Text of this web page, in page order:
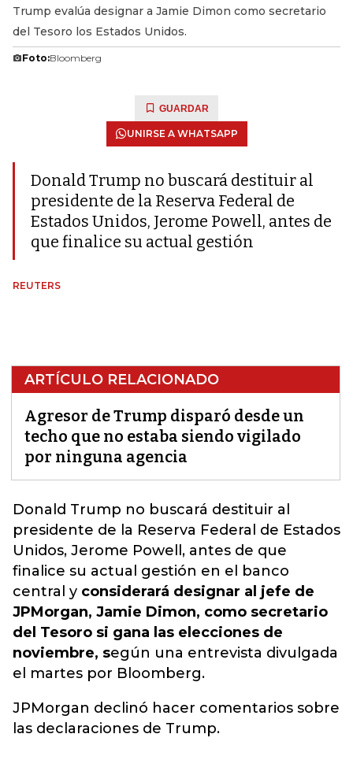
Trump evalúa designar a Jamie Dimon como secretario
del Tesoro los Estados Unidos.
Foto:Bloomberg
GUARDAR
UNIRSE A WHATSAPP
Donald Trump no buscará destituir al
presidente de la Reserva Federal de
Estados Unidos, Jerome Powell, antes de
que finalice su actual gestión
REUTERS
ARTÍCULO RELACIONADO
Agresor de Trump disparó desde un
techo que no estaba siendo vigilado
por ninguna agencia
Donald Trump no buscará destituir al
presidente de la Reserva Federal de Estados
Unidos, Jerome Powell, antes de que
finalice su actual gestión en el banco
central y considerará designar al jefe de
JPMorgan, Jamie Dimon, como secretario
del Tesoro si gana las elecciones de
noviembre, según una entrevista divulgada
el martes por Bloomberg.
JPMorgan declinó hacer comentarios sobre
las declaraciones de Trump.